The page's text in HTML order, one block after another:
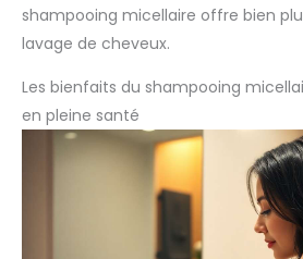
shampooing micellaire offre bien
lavage de cheveux.
Les bienfaits du shampooing
en pleine santé